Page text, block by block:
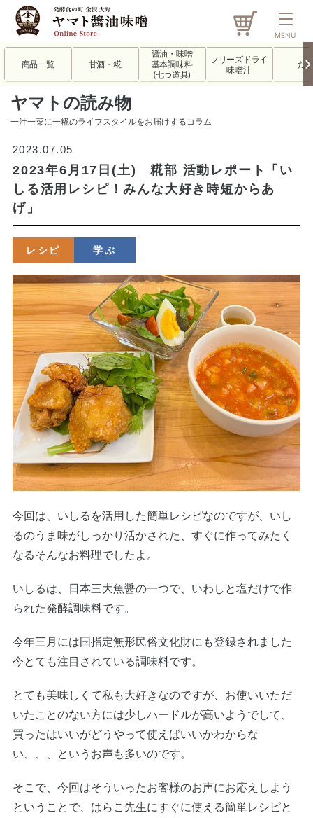
MENU
商品一覧 甘酒・糀
醤油・味噌
基本調味料
(七つ道具)
フリーズドライ
味噌汁
だ
ヤマトの読み物
一汁一菜に一糀のライフスタイルをお届けするコラム
2023.07.05
2023年6月17日(土) 糀部 活動レポート「い
しる活用レシピ！みんな大好き時短からあ
げ」
レシピ 学ぶ
今回は、いしるを活用した簡単レシピなのですが、いし
るのうま味がしっかり活かされた、すぐに作ってみたく
なるそんなお料理でしたよ。
いしるは、日本三大魚醤の一つで、いわしと塩だけで作
られた発酵調味料です。
今年三月には国指定無形民俗文化財にも登録されました
今とても注目されている調味料です。
とても美味しくて私も大好きなのですが、お使いいただ
いたことのない方には少しハードルが高いようでして、
買ったはいいがどうやって使えばいいかわからな
い、、、というお声も多いのです。
そこで、今回はそういったお客様のお声にお応えしよう
ということで、はらこ先生にすぐに使える簡単レシピと